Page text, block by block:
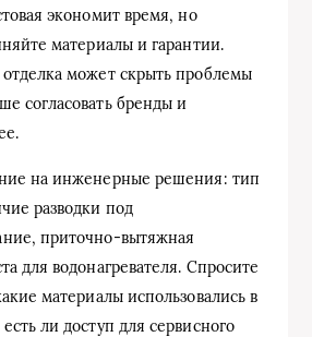
экономит время, но
материалы и гарантии.
может скрыть проблемы
согласовать бренды и
на инженерные решения: тип
разводки под
приточно-вытяжная
для водонагревателя. Спросите
материалы использовались в
ли доступ для сервисного